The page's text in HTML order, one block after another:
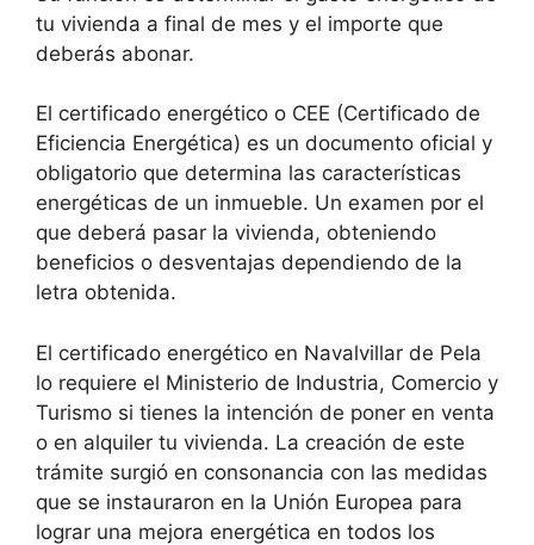
tu vivienda a final de mes y el importe que
deberás abonar.
El certificado energético o CEE (Certificado de
Eficiencia Energética) es un documento oficial y
obligatorio que determina las características
energéticas de un inmueble. Un examen por el
que deberá pasar la vivienda, obteniendo
beneficios o desventajas dependiendo de la
letra obtenida.
El certificado energético en Navalvillar de Pela
lo requiere el Ministerio de Industria, Comercio y
Turismo si tienes la intención de poner en venta
o en alquiler tu vivienda. La creación de este
trámite surgió en consonancia con las medidas
que se instauraron en la Unión Europea para
lograr una mejora energética en todos los